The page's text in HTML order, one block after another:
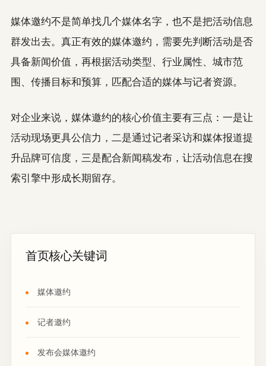
媒体邀约不是简单找几个媒体名字，也不是把活动信息
群发出去。真正有效的媒体邀约，需要先判断活动是否
具备新闻价值，再根据活动类型、行业属性、城市范
围、传播目标和预算，匹配合适的媒体与记者资源。
对企业来说，媒体邀约的核心价值主要有三点：一是让
活动现场更具公信力，二是通过记者采访和媒体报道提
升品牌可信度，三是配合新闻稿发布，让活动信息在搜
索引擎中形成长期留存。
首页核心关键词
媒体邀约
记者邀约
发布会媒体邀约